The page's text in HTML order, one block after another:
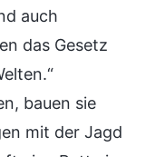
auch
das Gesetz
bauen sie
mit der Jagd